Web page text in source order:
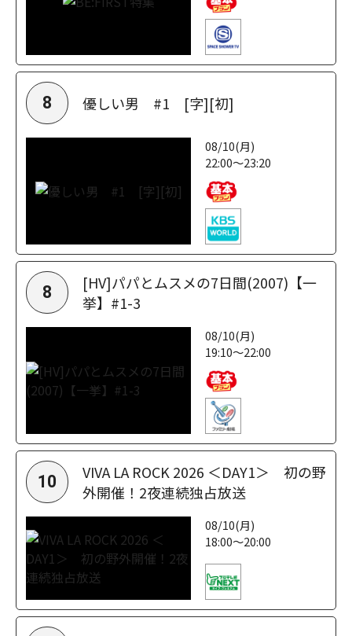
8 優しい男 #1 [字][初]
08/10(月)
22:00～23:20
8
[HV]パパとムスメの7日間(2007)【一
挙】#1-3
08/10(月)
19:10～22:00
10
VIVA LA ROCK 2026 ＜DAY1＞ 初の野
外開催！2夜連続独占放送
08/10(月)
18:00～20:00